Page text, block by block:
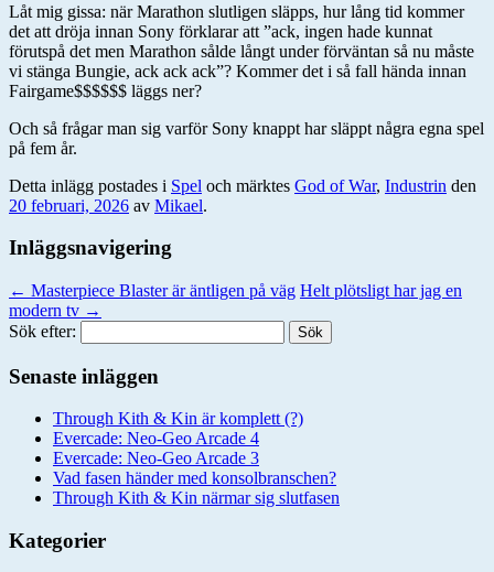
Låt mig gissa: när Marathon slutligen släpps, hur lång tid kommer
det att dröja innan Sony förklarar att ”ack, ingen hade kunnat
förutspå det men Marathon sålde långt under förväntan så nu måste
vi stänga Bungie, ack ack ack”? Kommer det i så fall hända innan
Fairgame$$$$$$ läggs ner?
Och så frågar man sig varför Sony knappt har släppt några egna spel
på fem år.
Detta inlägg postades i Spel och märktes God of War, Industrin den
20 februari, 2026 av Mikael.
Inläggsnavigering
← Masterpiece Blaster är äntligen på väg Helt plötsligt har jag en
modern tv →
Sök efter:
Senaste inläggen
Through Kith & Kin är komplett (?)
Evercade: Neo-Geo Arcade 4
Evercade: Neo-Geo Arcade 3
Vad fasen händer med konsolbranschen?
Through Kith & Kin närmar sig slutfasen
Kategorier